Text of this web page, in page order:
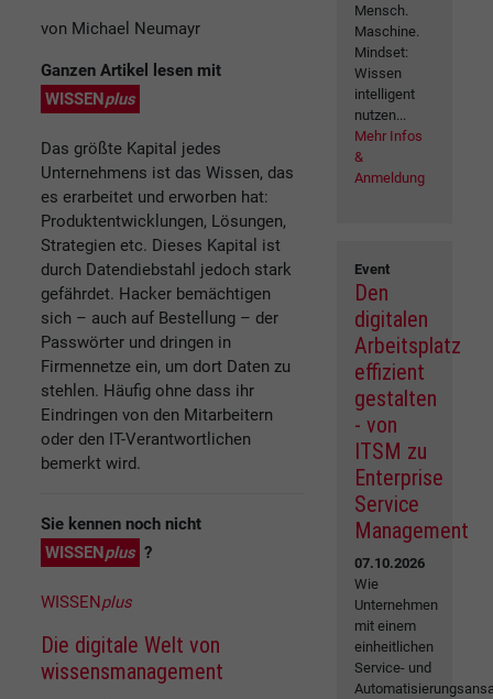
von Michael Neumayr
Ganzen Artikel lesen mit
WISSENplus
Das größte Kapital jedes
Unternehmens ist das Wissen, das
es erarbeitet und erworben hat:
Produktentwicklungen, Lösungen,
Strategien etc. Dieses Kapital ist
durch Datendiebstahl jedoch stark
gefährdet. Hacker bemächtigen
sich – auch auf Bestellung – der
Passwörter und dringen in
Firmennetze ein, um dort Daten zu
stehlen. Häufig ohne dass ihr
Eindringen von den Mitarbeitern
oder den IT-Verantwortlichen
bemerkt wird.
Sie kennen noch nicht
WISSENplus ?
WISSENplus
Die digitale Welt von
wissensmanagement
Mensch.
Maschine.
Mindset:
Wissen
intelligent
nutzen...
Mehr Infos
&
Anmeldung
Event
Den
digitalen
Arbeitsplatz
effizient
gestalten
- von
ITSM zu
Enterprise
Service
Management
07.10.2026
Wie
Unternehmen
mit einem
einheitlichen
Service- und